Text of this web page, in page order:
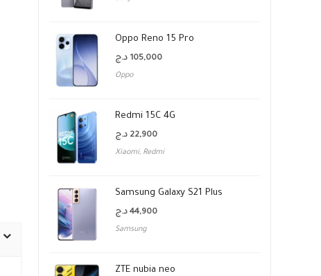
Oppo Reno 15 Pro
105,000 د.ج
Oppo
Redmi 15C 4G
22,900 د.ج
Xiaomi, Redmi
Samsung Galaxy S21 Plus
44,900 د.ج
Samsung
ZTE nubia neo